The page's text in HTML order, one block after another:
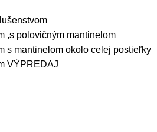
,s polovičným mantinelom
s mantinelom okolo celej postieľky
VÝPREDAJ